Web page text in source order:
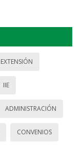
EXTENSIÓN
IIE
ADMINISTRACIÓN
CONVENIOS